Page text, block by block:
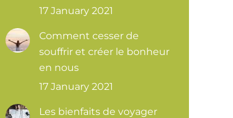
17 January 2021
Comment cesser de
souffrir et créer le bonheur
en nous
17 January 2021
Les bienfaits de voyager